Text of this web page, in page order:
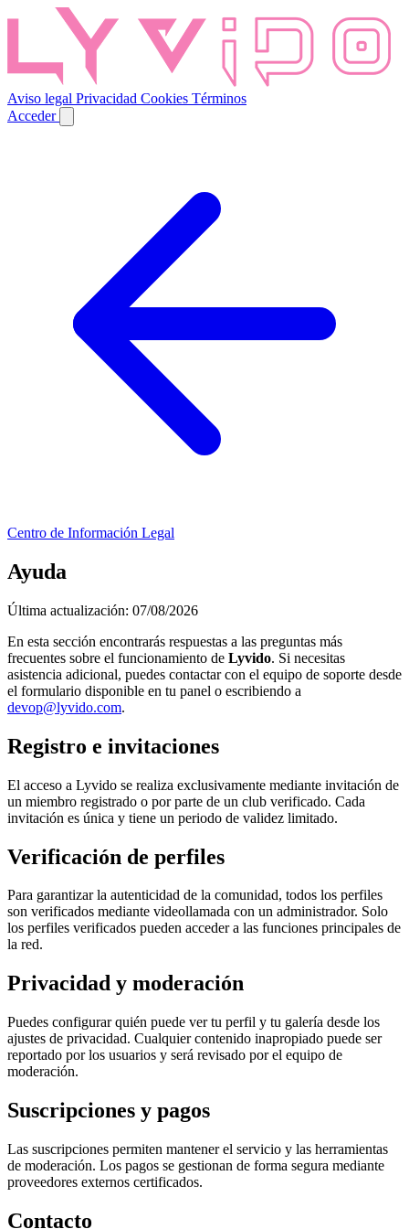
Aviso legal Privacidad Cookies Términos
Acceder
Centro de Información Legal
Ayuda
Última actualización: 07/08/2026
En esta sección encontrarás respuestas a las preguntas más
frecuentes sobre el funcionamiento de Lyvido. Si necesitas
asistencia adicional, puedes contactar con el equipo de soporte desde
el formulario disponible en tu panel o escribiendo a
devop@lyvido.com.
Registro e invitaciones
El acceso a Lyvido se realiza exclusivamente mediante invitación de
un miembro registrado o por parte de un club verificado. Cada
invitación es única y tiene un periodo de validez limitado.
Verificación de perfiles
Para garantizar la autenticidad de la comunidad, todos los perfiles
son verificados mediante videollamada con un administrador. Solo
los perfiles verificados pueden acceder a las funciones principales de
la red.
Privacidad y moderación
Puedes configurar quién puede ver tu perfil y tu galería desde los
ajustes de privacidad. Cualquier contenido inapropiado puede ser
reportado por los usuarios y será revisado por el equipo de
moderación.
Suscripciones y pagos
Las suscripciones permiten mantener el servicio y las herramientas
de moderación. Los pagos se gestionan de forma segura mediante
proveedores externos certificados.
Contacto